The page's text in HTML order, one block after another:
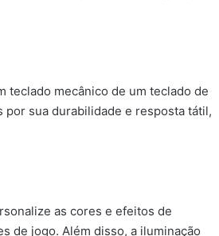
teclado mecânico de um teclado de
por sua durabilidade e resposta tátil,
as cores e efeitos de
de jogo. Além disso, a iluminação